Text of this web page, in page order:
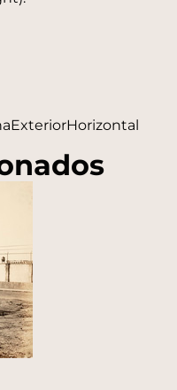
ExteriorHorizontal